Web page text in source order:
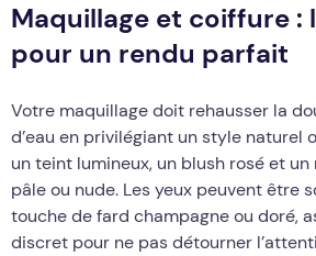
Maquillage et coiffure :
pour un rendu parfait
Votre maquillage doit rehausser la
d’eau en privilégiant un style naturel
un teint lumineux, un blush rosé et
pâle ou nude. Les yeux peuvent être
touche de fard champagne ou doré,
discret pour ne pas détourner